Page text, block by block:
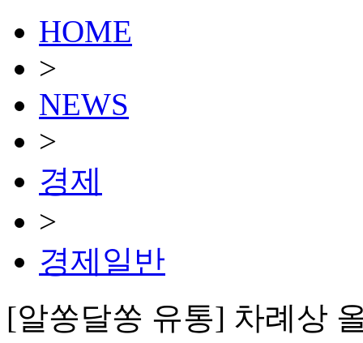
HOME
>
NEWS
>
경제
>
경제일반
[알쏭달쏭 유통] 차례상